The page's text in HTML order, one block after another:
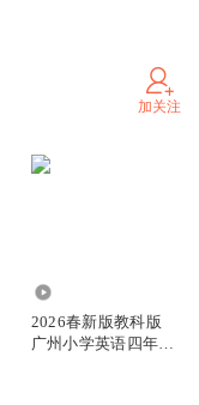
加关注
2026春新版教科版
广州小学英语四年级